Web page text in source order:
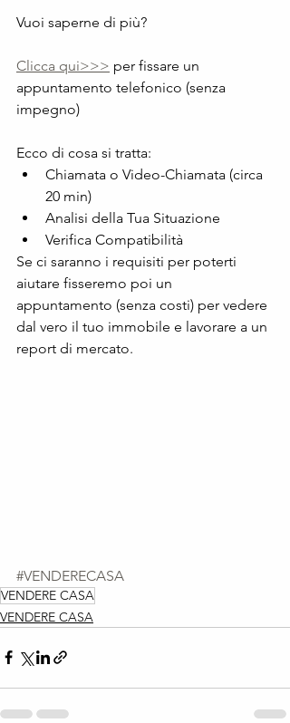
Vuoi saperne di più?
Clicca qui>>> per fissare un
appuntamento telefonico (senza
impegno)
Ecco di cosa si tratta:
Chiamata o Video-Chiamata (circa
20 min)
Analisi della Tua Situazione
Verifica Compatibilità
Se ci saranno i requisiti per poterti
aiutare fisseremo poi un
appuntamento (senza costi) per vedere
dal vero il tuo immobile e lavorare a un
report di mercato.
#VENDERECASA
VENDERE CASA
VENDERE CASA